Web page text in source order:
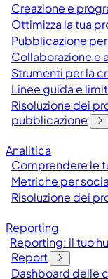
Creazione e
Ottimizza la tua
Pubblicazione
Collaborazione e
Strumenti per la
Linee guida e
Risoluzione dei
pubblicazione
Analitica
Comprendere le
Metriche per
Risoluzione dei
Reporting
Reporting: il tuo
Report
Dashboard delle